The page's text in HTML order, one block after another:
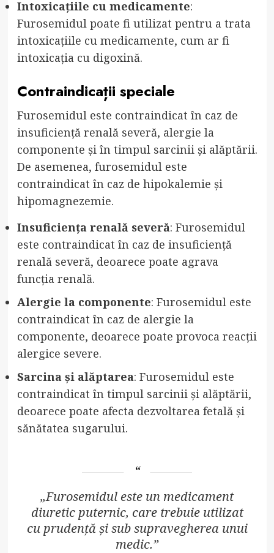
Intoxicațiile cu medicamente:
Furosemidul poate fi utilizat pentru a trata
intoxicațiile cu medicamente, cum ar fi
intoxicația cu digoxină.
Contraindicații speciale
Furosemidul este contraindicat în caz de
insuficiență renală severă, alergie la
componente și în timpul sarcinii și alăptării.
De asemenea, furosemidul este
contraindicat în caz de hipokalemie și
hipomagnezemie.
Insuficiența renală severă: Furosemidul
este contraindicat în caz de insuficiență
renală severă, deoarece poate agrava
funcția renală.
Alergie la componente: Furosemidul este
contraindicat în caz de alergie la
componente, deoarece poate provoca reacții
alergice severe.
Sarcina și alăptarea: Furosemidul este
contraindicat în timpul sarcinii și alăptării,
deoarece poate afecta dezvoltarea fetală și
sănătatea sugarului.
„Furosemidul este un medicament
diuretic puternic, care trebuie utilizat
cu prudență și sub supravegherea unui
medic.”